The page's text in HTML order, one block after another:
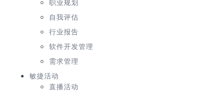
自我评估
行业报告
软件开发管理
需求管理
敏捷活动
直播活动